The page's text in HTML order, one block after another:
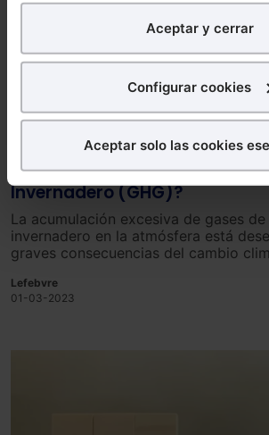
analíticospara tratar demejorar tu
nuestra página web. También con
para poder mostrarte publicidad y
¿Qué puedes hacer?
experiencia en la web sea óptima
aceptar solo las
todas las cookies excepto aquellas
También puedesconfigurarlas
navegador. Si no seleccionas
Aceptar y cerrar
Configurar cookies
Aceptar solo las cookies
¿Qué es el Protocolo de
Invernadero (GHG)?
La acumulación excesiva de gases
invernadero en la atmósfera está
graves consecuencias del cambio
destructivas, y la acidificación de los
Lefebvre
01-03-2023